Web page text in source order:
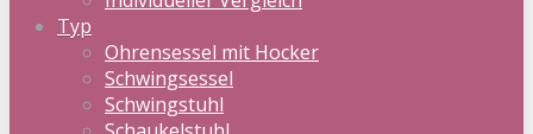
Typ
Ohrensessel mit Hocker
Schwingsessel
Schwingstuhl